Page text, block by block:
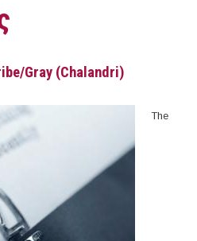
Gray (Chalandri)
The